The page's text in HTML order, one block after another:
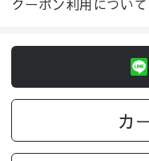
クーポン利用について
カ